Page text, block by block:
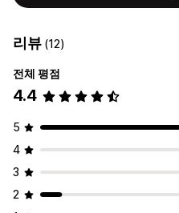
리뷰 (12)
전체 평점
4.4
5
4
3
2